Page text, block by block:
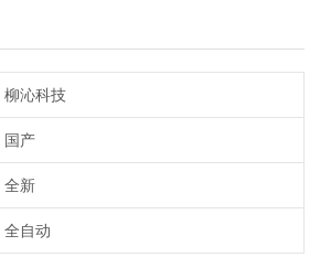
柳沁科技
国产
全新
全自动